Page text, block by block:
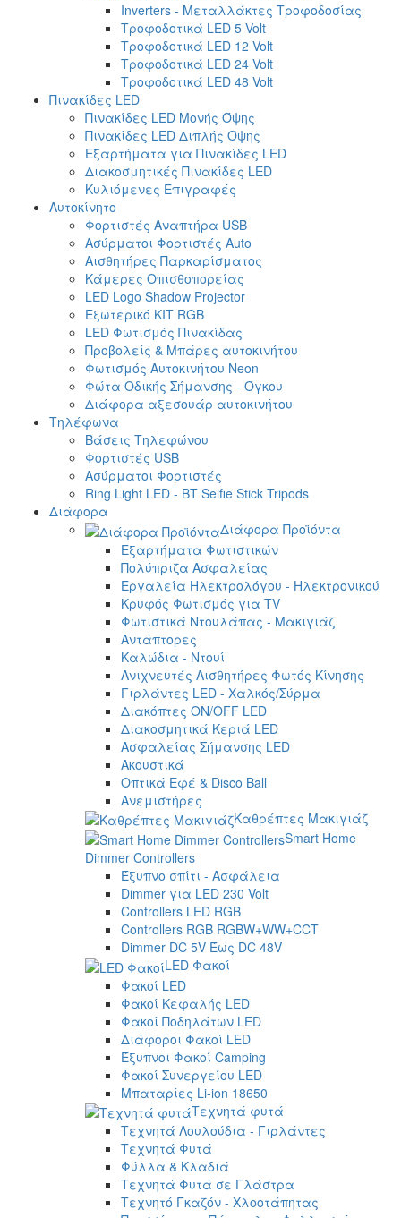
Inverters - Μεταλλάκτες Τροφοδοσίας
Τροφοδοτικά LED 5 Volt
Τροφοδοτικά LED 12 Volt
Τροφοδοτικά LED 24 Volt
Τροφοδοτικά LED 48 Volt
Πινακίδες LED
Πινακίδες LED Μονής Όψης
Πινακίδες LED Διπλής Όψης
Εξαρτήματα για Πινακίδες LED
Διακοσμητικές Πινακίδες LED
Κυλιόμενες Επιγραφές
Αυτοκίνητο
Φορτιστές Αναπτήρα USB
Ασύρματοι Φορτιστές Auto
Αισθητήρες Παρκαρίσματος
Κάμερες Οπισθοπορείας
LED Logo Shadow Projector
Εξωτερικό ΚΙΤ RGB
LED Φωτισμός Πινακίδας
Προβολείς & Μπάρες αυτοκινήτου
Φωτισμός Αυτοκινήτου Neon
Φώτα Οδικής Σήμανσης - Όγκου
Διάφορα αξεσουάρ αυτοκινήτου
Τηλέφωνα
Βάσεις Τηλεφώνου
Φορτιστές USB
Ασύρματοι Φορτιστές
Ring Light LED - BT Selfie Stick Tripods
Διάφορα
Διάφορα Προϊόντα
Εξαρτήματα Φωτιστικών
Πολύπριζα Ασφαλείας
Εργαλεία Ηλεκτρολόγου - Ηλεκτρονικού
Κρυφός Φωτισμός για TV
Φωτιστικά Ντουλάπας - Μακιγιάζ
Αντάπτορες
Καλώδια - Ντουί
Ανιχνευτές Αισθητήρες Φωτός Κίνησης
Γιρλάντες LED - Χαλκός/Σύρμα
Διακόπτες ON/OFF LED
Διακοσμητικά Κεριά LED
Ασφαλείας Σήμανσης LED
Ακουστικά
Οπτικά Εφέ & Disco Ball
Ανεμιστήρες
Καθρέπτες Μακιγιάζ
Smart Home
Dimmer Controllers
Έξυπνο σπίτι - Ασφάλεια
Dimmer για LED 230 Volt
Controllers LED RGB
Controllers RGB RGBW+WW+CCT
Dimmer DC 5V Έως DC 48V
LED Φακοί
Φακοί LED
Φακοί Κεφαλής LED
Φακοί Ποδηλάτων LED
Διάφοροι Φακοί LED
Έξυπνοι Φακοί Camping
Φακοί Συνεργείου LED
Μπαταρίες Li-ion 18650
Τεχνητά φυτά
Τεχνητά Λουλούδια - Γιρλάντες
Τεχνητά Φυτά
Φύλλα & Κλαδιά
Τεχνητά Φυτά σε Γλάστρα
Τεχνητό Γκαζόν - Χλοοτάπητας